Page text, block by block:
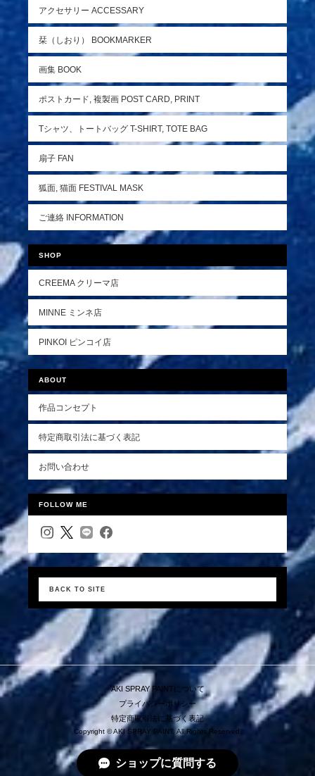
アクセサリー ACCESSARY
栞（しおり） BOOKMARKER
画集 BOOK
ポストカード, 複製画 POST CARD, PRINT
Tシャツ、トートバッグ T-SHIRT, TOTE BAG
扇子 FAN
狐面, 猫面 FESTIVAL MASK
ご連絡 INFORMATION
SHOP
CREEMA クリーマ店
MINNE ミンネ店
PINKOI ピンコイ店
ABOUT
作品コンセプト
特定商取引法に基づく表記
お問い合わせ
FOLLOW ME
BACK TO SITE
AKI SPRAY PAINTについて
プライバシーポリシー
特定商取引法に基づく表記
Copyright © AKI SPRAY PAINT. All Rights Reserved.
ショップに質問する